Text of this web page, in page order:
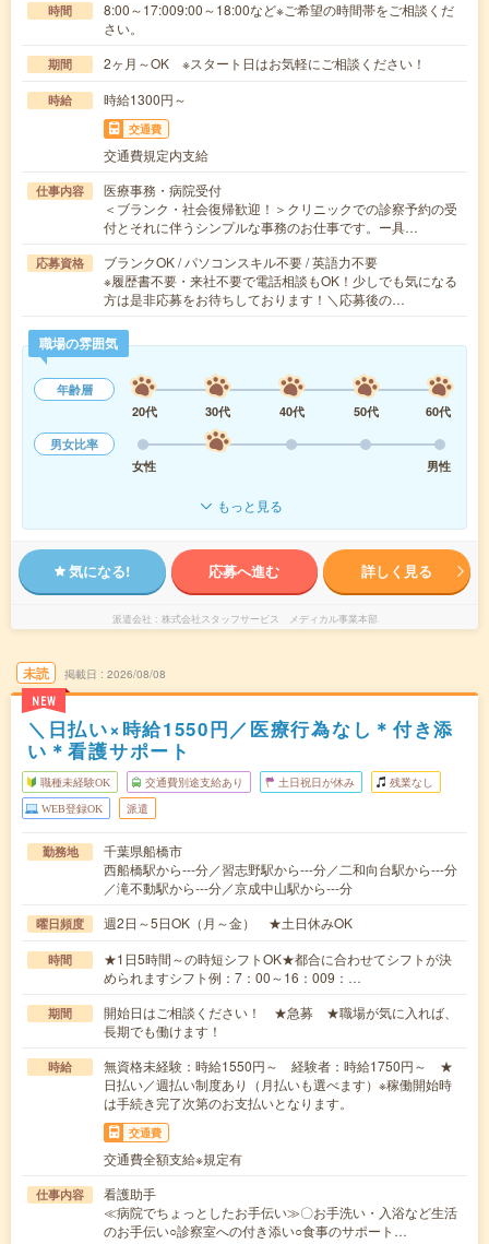
時間
8:00～17:009:00～18:00など※ご希望の時間帯をご相談くだ
さい。
期間 2ヶ月～OK ※スタート日はお気軽にご相談ください！
時給 時給1300円～
交通費
交通費規定内支給
仕事内容
医療事務・病院受付
＜ブランク・社会復帰歓迎！＞クリニックでの診察予約の受
付とそれに伴うシンプルな事務のお仕事です。ー具…
応募資格
ブランクOK / パソコンスキル不要 / 英語力不要
※履歴書不要・来社不要で電話相談もOK！少しでも気になる
方は是非応募をお待ちしております！＼応募後の…
職場の雰囲気
年齢層
20代
30代 40代 50代
60代
男女比率
女性
男性
もっと見る
気になる! 応募へ進む 詳しく見る
派遣会社 株式会社スタッフサービス メディカル事業本部
未読
NEW
掲載日 2026/08/08
＼日払い×時給1550円／医療行為なし＊付き添
い＊看護サポート
職種未経験OK 交通費別途支給あり 土日祝日が休み 残業なし
WEB登録OK 派遣
勤務地
千葉県船橋市
西船橋駅から---分／習志野駅から---分／二和向台駅から---分
／滝不動駅から---分／京成中山駅から---分
曜日頻度 週2日～5日OK（月～金） ★土日休みOK
時間
★1日5時間～の時短シフトOK★都合に合わせてシフトが決
められますシフト例：7：00～16：009：…
期間
開始日はご相談ください！ ★急募 ★職場が気に入れば、
長期でも働けます！
時給
無資格未経験：時給1550円～ 経験者：時給1750円～ ★
日払い／週払い制度あり（月払いも選べます）※稼働開始時
は手続き完了次第のお支払いとなります。
交通費
交通費全額支給※規定有
仕事内容
看護助手
≪病院でちょっとしたお手伝い≫〇お手洗い・入浴など生活
のお手伝い○診察室への付き添い○食事のサポート…